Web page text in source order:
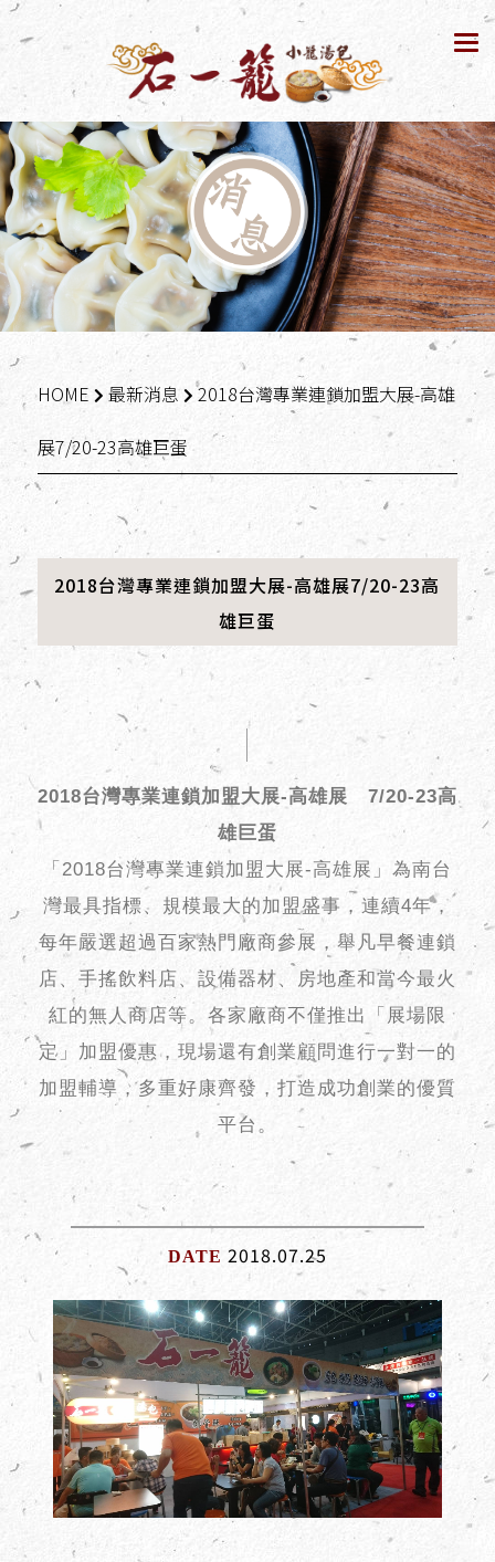
HOME 最新消息
2018台灣專業連鎖加盟大展-高雄
展7/20-23高雄巨蛋
2018台灣專業連鎖加盟大展-高雄展7/20-23高
雄巨蛋
2018台灣專業連鎖加盟大展-高雄展 7/20-23高
雄巨蛋
「2018台灣專業連鎖加盟大展-高雄展」為南台
灣最具指標、規模最大的加盟盛事，連續4年，
每年嚴選超過百家熱門廠商參展，舉凡早餐連鎖
店、手搖飲料店、設備器材、房地產和當今最火
紅的無人商店等。各家廠商不僅推出「展場限
定」加盟優惠，現場還有創業顧問進行一對一的
加盟輔導，多重好康齊發，打造成功創業的優質
平台。
DATE 2018.07.25